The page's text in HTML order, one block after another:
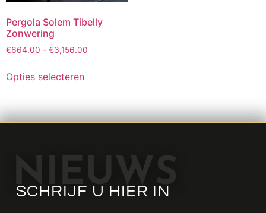
Pergola Solem Tibelly
Zonwering
€664.00 - €3,156.00
Opties selecteren
NIEUWS
SCHRIJF U HIER IN